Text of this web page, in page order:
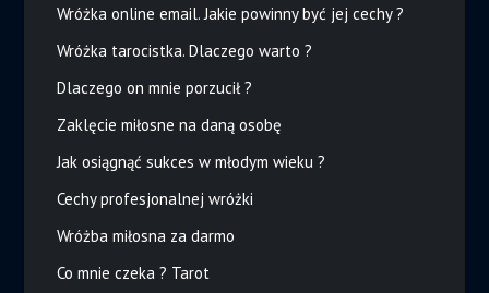
Wróżka online email. Jakie powinny być jej cechy ?
Wróżka tarocistka. Dlaczego warto ?
Dlaczego on mnie porzucił ?
Zaklęcie miłosne na daną osobę
Jak osiągnąć sukces w młodym wieku ?
Cechy profesjonalnej wróżki
Wróżba miłosna za darmo
Co mnie czeka ? Tarot